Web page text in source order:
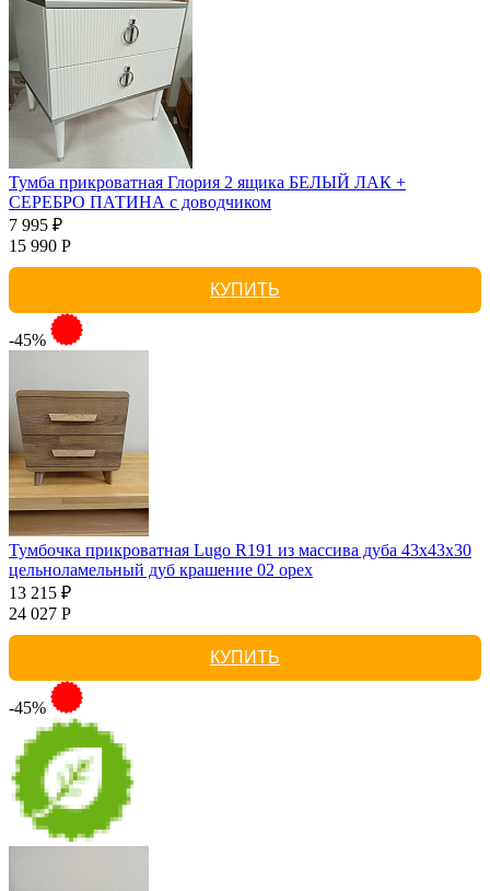
Тумба прикроватная Глория 2 ящика БЕЛЫЙ ЛАК +
СЕРЕБРО ПАТИНА с доводчиком
7 995 ₽
15 990 Р
КУПИТЬ
-45%
Тумбочка прикроватная Lugo R191 из массива дуба 43х43х30
цельноламельный дуб крашение 02 орех
13 215 ₽
24 027 Р
КУПИТЬ
-45%